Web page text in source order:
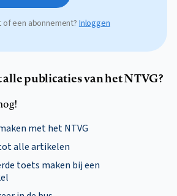
of een abonnement? Inloggen
publicaties van het NTVG?
met het NTVG
alle artikelen
toets maken bij een